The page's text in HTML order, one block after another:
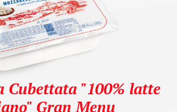
Cubettata "100% latte
Gran Menu